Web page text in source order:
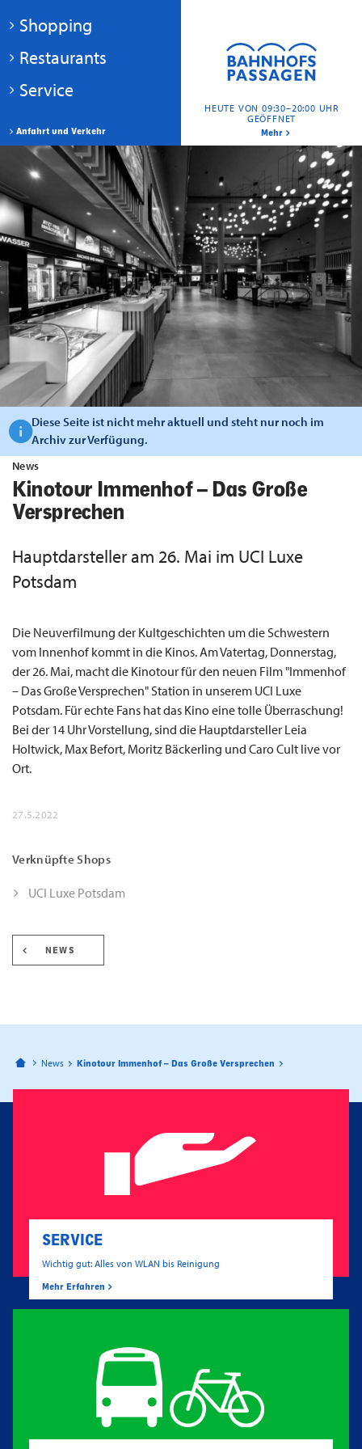
HEUTE VON 09:30–20:00 UHR
GEÖFFNET
Mehr
Anfahrt und Verkehr
Shopping
Restaurants
Service
Diese Seite ist nicht mehr aktuell und steht nur noch im
Archiv zur Verfügung.
News
Kinotour Immenhof – Das Große
Versprechen
Hauptdarsteller am 26. Mai im UCI Luxe
Potsdam
Die Neuverfilmung der Kultgeschichten um die Schwestern
vom Innenhof kommt in die Kinos. Am Vatertag, Donnerstag,
der 26. Mai, macht die Kinotour für den neuen Film "Immenhof
– Das Große Versprechen" Station in unserem UCI Luxe
Potsdam. Für echte Fans hat das Kino eine tolle Überraschung!
Bei der 14 Uhr Vorstellung, sind die Hauptdarsteller Leia
Holtwick, Max Befort, Moritz Bäckerling und Caro Cult live vor
Ort.
27.5.2022
Verknüpfte Shops
UCI Luxe Potsdam
NEWS
Bahnhofspassagen Potsdam
News Kinotour Immenhof – Das Große Versprechen
SERVICE
Wichtig gut: Alles von WLAN bis Reinigung
Mehr Erfahren